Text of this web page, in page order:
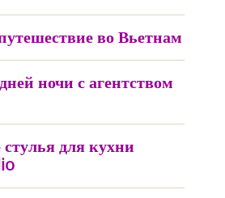
во Вьетнам
ночи с агентством
для кухни